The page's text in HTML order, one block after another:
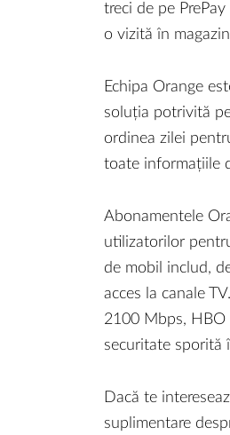
treci de pe
o vizită în
Echipa Orange
soluția potrivită
ordinea zilei
toate informațiile
Abonamentele
utilizatorilor
de mobil includ,
acces la canale
2100 Mbps,
securitate sporită
Dacă te
suplimentare